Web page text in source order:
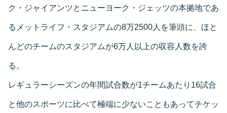
ク・ジャイアンツとニューヨーク・ジェッツの本拠地であ
るメットライフ・スタジアムの8万2500人を筆頭に、ほと
んどのチームのスタジアムが6万人以上の収容人数を誇
る。
レギュラーシーズンの年間試合数が1チームあたり16試合
と他のスポーツに比べて極端に少ないこともあってチケッ